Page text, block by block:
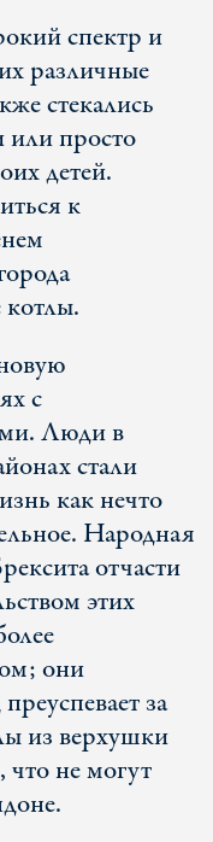
спектр и
различные
стекались
просто
детей.
к
с
Люди в
стали
как нечто
Народная
отчасти
этих
они
за
из верхушки
что не могут